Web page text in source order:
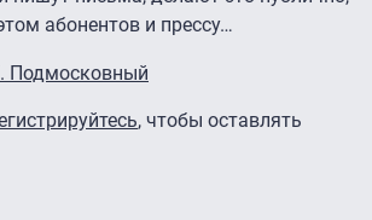
абонентов и прессу…
Подмосковный
, чтобы оставлять